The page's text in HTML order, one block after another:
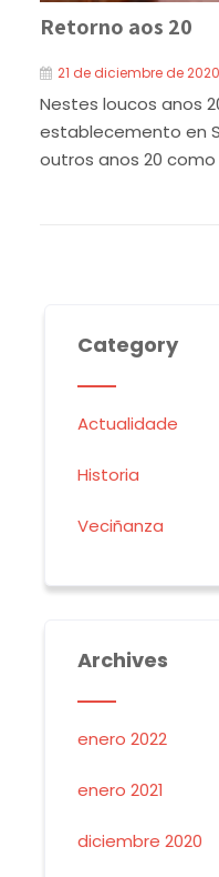
Retorno aos 20
21 de diciembre de 2020
Nestes loucos anos
establecemento en
outros anos 20 como
Category
Actualidade
Historia
Veciñanza
Archives
enero 2022
enero 2021
diciembre 2020